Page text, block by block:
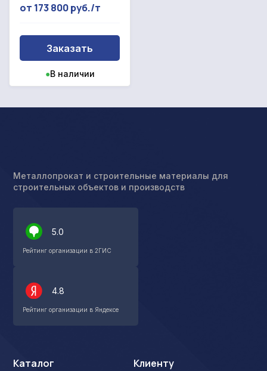
от 173 800 руб./т
Заказать
●В наличии
Металлопрокат и строительные материалы для
строительных объектов и производств
5.0
Рейтинг организации в 2ГИС
4.8
Рейтинг организации в Яндексе
Каталог Клиенту